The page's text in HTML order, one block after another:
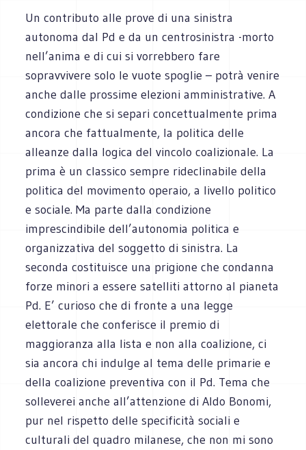
Un contributo alle prove di una sinistra
autonoma dal Pd e da un centrosinistra -morto
nell’anima e di cui si vorrebbero fare
sopravvivere solo le vuote spoglie – potrà venire
anche dalle prossime elezioni amministrative. A
condizione che si separi concettualmente prima
ancora che fattualmente, la politica delle
alleanze dalla logica del vincolo coalizionale. La
prima è un classico sempre rideclinabile della
politica del movimento operaio, a livello politico
e sociale. Ma parte dalla condizione
imprescindibile dell’autonomia politica e
organizzativa del soggetto di sinistra. La
seconda costituisce una prigione che condanna
forze minori a essere satelliti attorno al pianeta
Pd. E’ curioso che di fronte a una legge
elettorale che conferisce il premio di
maggioranza alla lista e non alla coalizione, ci
sia ancora chi indulge al tema delle primarie e
della coalizione preventiva con il Pd. Tema che
solleverei anche all’attenzione di Aldo Bonomi,
pur nel rispetto delle specificità sociali e
culturali del quadro milanese, che non mi sono